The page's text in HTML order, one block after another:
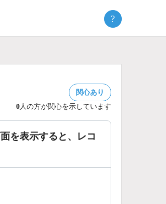
?
関心あり
0人の方が関心を示しています
を表示すると、レコ